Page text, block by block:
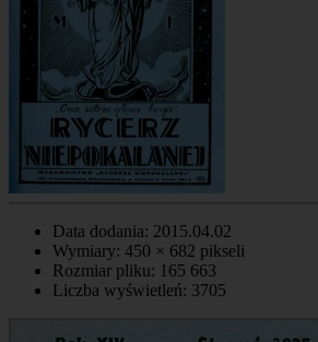
Data dodania: 2015.04.02
Wymiary: 450 × 682 pikseli
Rozmiar pliku: 165 663
Liczba wyświetleń: 3705